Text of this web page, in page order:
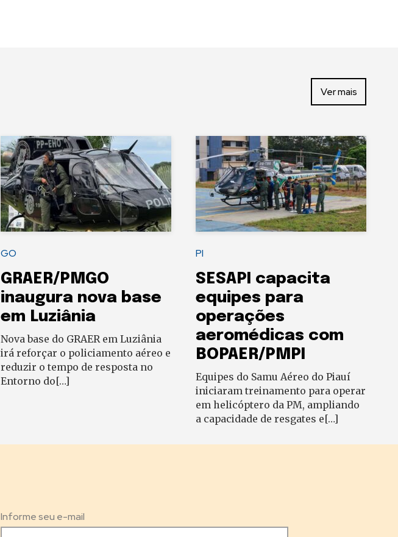
Ver mais
GO
GRAER/PMGO
inaugura nova base
em Luziânia
Nova base do GRAER em Luziânia
irá reforçar o policiamento aéreo e
reduzir o tempo de resposta no
Entorno do[…]
PI
SESAPI capacita
equipes para
operações
aeromédicas com
BOPAER/PMPI
Equipes do Samu Aéreo do Piauí
iniciaram treinamento para operar
em helicóptero da PM, ampliando
a capacidade de resgates e[…]
Informe seu e-mail